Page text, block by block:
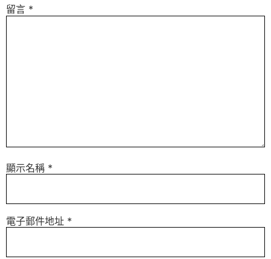
留言 *
顯示名稱 *
電子郵件地址 *